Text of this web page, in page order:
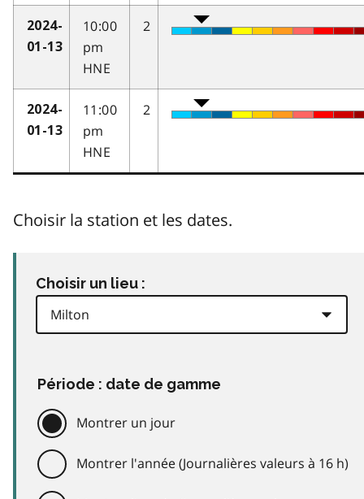
2024-
01-13
10:00
pm
HNE
2
2024-
01-13
11:00
pm
HNE
2
Choisir la station et les dates.
Choisir un lieu :
Période : date de gamme
Montrer un jour
Montrer l'année (Journalières valeurs à 16 h)